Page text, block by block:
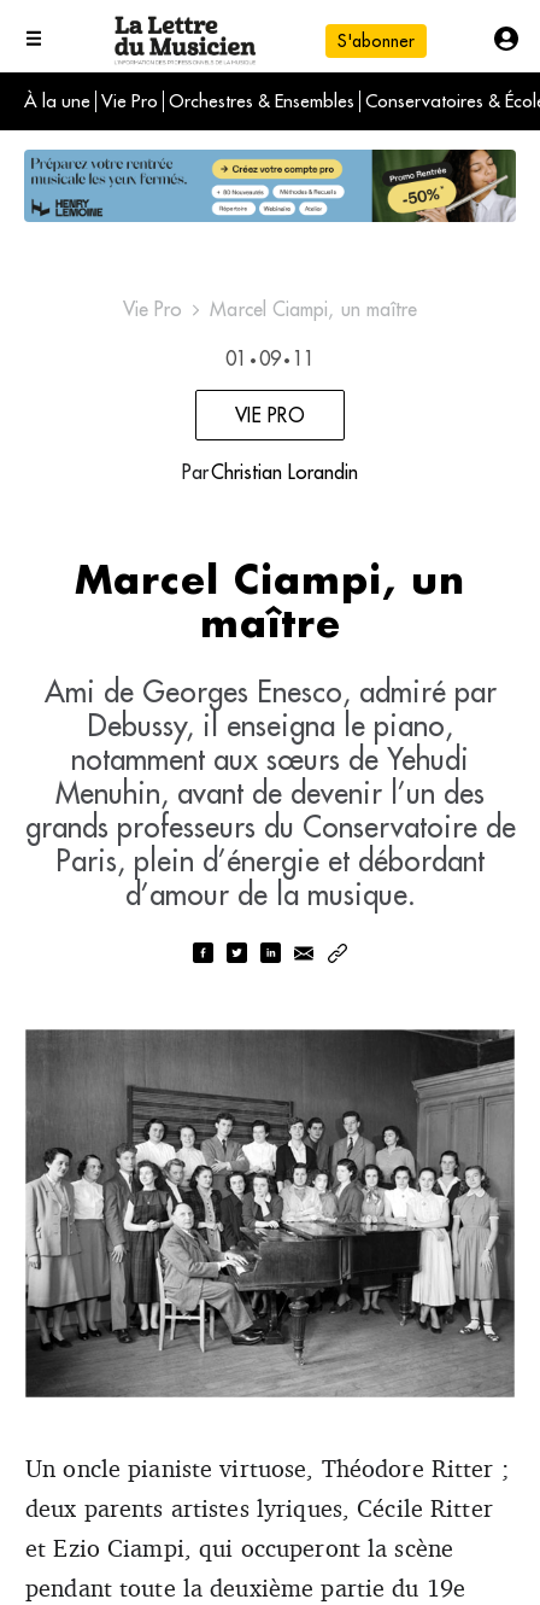
S'abonner
À la une Vie Pro Orchestres & Ensembles Conservatoires &
L'info du jour
Le numéro du mois
International
Vie Pro Marcel Ciampi, un maître
01 • 09 • 11
VIE PRO
ParChristian Lorandin
Marcel Ciampi, un
maître
Ami de Georges Enesco, admiré par
Debussy, il enseigna le piano,
notamment aux sœurs de Yehudi
Menuhin, avant de devenir l’un des
grands professeurs du Conservatoire de
Paris, plein d’énergie et débordant
d’amour de la musique.
Marcel Ciampi en 1953 avec sa classe du Conservatoire de
Paris (Jean Hamès/Archives du CNSMDP)
Un oncle pianiste virtuose, Théodore ­Ritter ;
deux parents artistes lyriques, Cécile Ritter
et Ezio Ciampi, qui occuperont la scène
pendant toute la deuxième partie du 19e